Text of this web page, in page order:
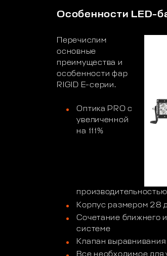
Особенности LED-
Перечислим
основные
преимущества и
особенности фар
RIGID E-серии.
Оптика PRO с
увеличенной
на 111%
производительностью
Корпус размером 28
Сочетание ближнего
системе
Клапан выравнивания
Все необходимое для